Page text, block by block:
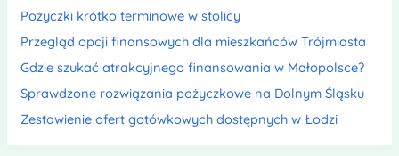
Pożyczki krótko terminowe w stolicy
Przegląd opcji finansowych dla mieszkańców Trójmiasta
Gdzie szukać atrakcyjnego finansowania w Małopolsce?
Sprawdzone rozwiązania pożyczkowe na Dolnym Śląsku
Zestawienie ofert gotówkowych dostępnych w Łodzi